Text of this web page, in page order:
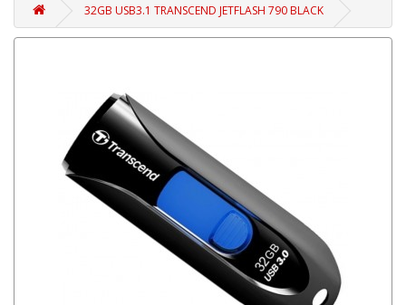
32GB USB3.1 TRANSCEND JETFLASH 790 BLACK